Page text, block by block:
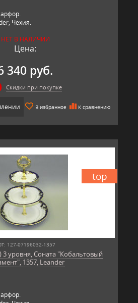
Чехия.
НЕТ В НАЛИЧИИ
Цена:
340 руб.
Скидки при покупке
В избранное К сравнению
top
127-07196032-1357
3 уровня, Соната "Кобальтовый
1357, Leander